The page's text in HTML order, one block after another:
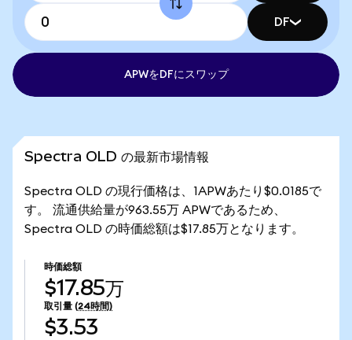
DF
APWをDFにスワップ
Spectra OLD の最新市場情報
Spectra OLD の現行価格は、1APWあたり$0.0185で
す。 流通供給量が963.55万 APWであるため、
Spectra OLD の時価総額は$17.85万となります。
時価総額
$17.85万
取引量 (24時間)
$3.53